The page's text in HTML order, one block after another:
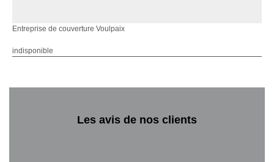
Entreprise de couverture Voulpaix
indisponible
Les avis de nos clients